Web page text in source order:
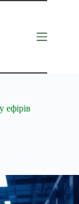
ефірів